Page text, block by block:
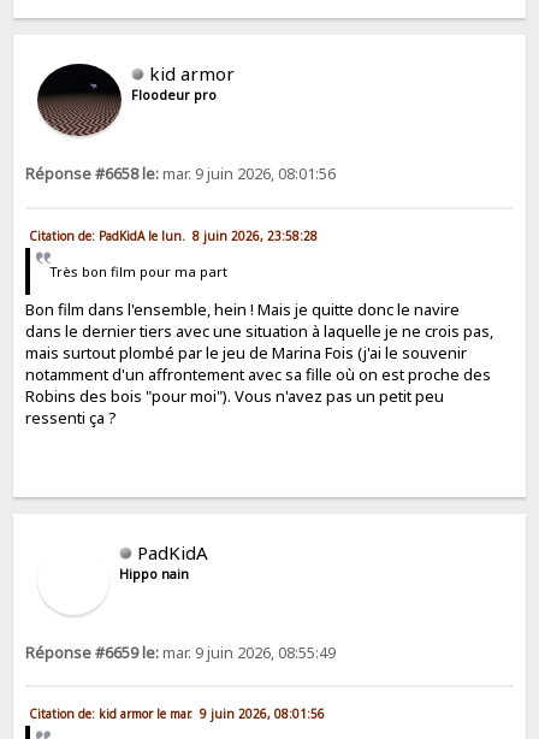
kid armor
Floodeur pro
Réponse #6658 le:mar. 9 juin 2026, 08:01:56
Citation de: PadKidA le lun. 8 juin 2026, 23:58:28
Très bon film pour ma part
Bon film dans l'ensemble, hein ! Mais je quitte donc le navire
dans le dernier tiers avec une situation à laquelle je ne crois pas,
mais surtout plombé par le jeu de Marina Fois (j'ai le souvenir
notamment d'un affrontement avec sa fille où on est proche des
Robins des bois "pour moi"). Vous n'avez pas un petit peu
ressenti ça ?
PadKidA
Hippo nain
Réponse #6659 le:mar. 9 juin 2026, 08:55:49
Citation de: kid armor le mar. 9 juin 2026, 08:01:56